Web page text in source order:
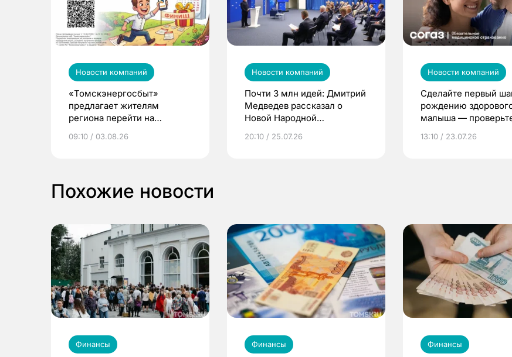
Новости компаний
«Томскэнергосбыт»
предлагает жителям
региона перейти на
выиграть призы
09:10 / 03.08.26
Новости компаний
Почти 3 млн идей: Дмитрий
Медведев рассказал о
Новой Народной
20:10 / 25.07.26
Новости компаний
Сделайте первый
рождению
малыша —
по ОМС!
13:10 / 23.07.26
Похожие новости
Финансы Финансы Финансы